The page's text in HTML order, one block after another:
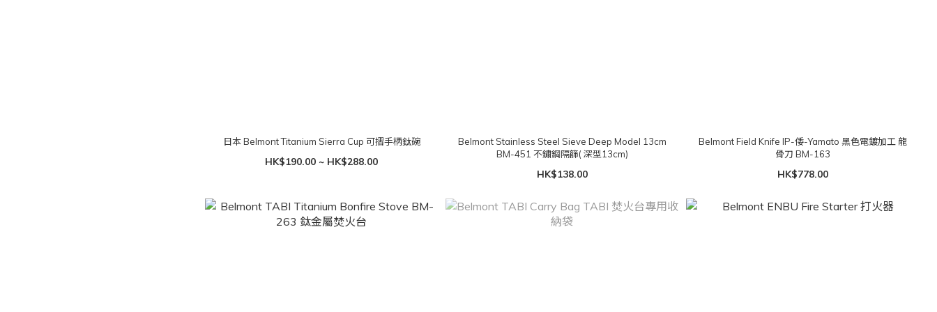
日本 Belmont Titanium Sierra Cup 可摺手柄鈦碗
HK$190.00 ~ HK$288.00
Belmont Stainless Steel Sieve Deep Model 13cm
BM-451 不鏽鋼隔篩( 深型13cm)
HK$138.00
Belmont Field Knife IP-倭-Yamato 黑色電鍍加工 龍
骨刀 BM-163
HK$778.00